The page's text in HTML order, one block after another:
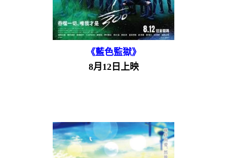
《藍色監獄》
8月12日上映